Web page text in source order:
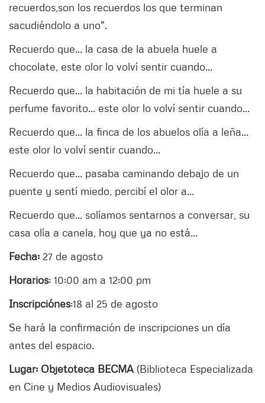
recuerdos,son los recuerdos los que terminan
sacudiéndolo a uno".
Recuerdo que... la casa de la abuela huele a
chocolate, este olor lo volví sentir cuando...
Recuerdo que... la habitación de mi tía huele a su
perfume favorito... este olor lo volví sentir cuando...
Recuerdo que... la finca de los abuelos olía a leña...
este olor lo volví sentir cuando...
Recuerdo que... pasaba caminando debajo de un
puente y sentí miedo, percibí el olor a...
Recuerdo que... solíamos sentarnos a conversar, su
casa olía a canela, hoy que ya no está...
Fecha: 27 de agosto
Horarios: 10:00 am a 12:00 pm
Inscripciónes:18 al 25 de agosto
Se hará la confirmación de inscripciones un día
antes del espacio.
Lugar: Objetoteca BECMA (Biblioteca Especializada
en Cine y Medios Audiovisuales)